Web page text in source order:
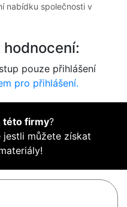
nabídku společnosti v
pouze přihlášení
pro přihlášení.
této firmy?
jestli můžete získat